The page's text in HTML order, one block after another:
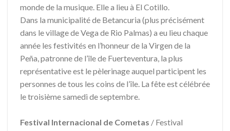
monde de la musique. Elle a lieu à El Cotillo.
Dans la municipalité de Betancuria (plus précisément
dans le village de Vega de Rio Palmas) a eu lieu chaque
année les festivités en l’honneur de la Virgen de la
Peña, patronne de l’île de Fuerteventura, la plus
représentative est le pèlerinage auquel participent les
personnes de tous les coins de l’île. La fête est célébrée
le troisième samedi de septembre.
Festival Internacional de Cometas / Festival